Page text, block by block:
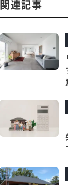
関連記事